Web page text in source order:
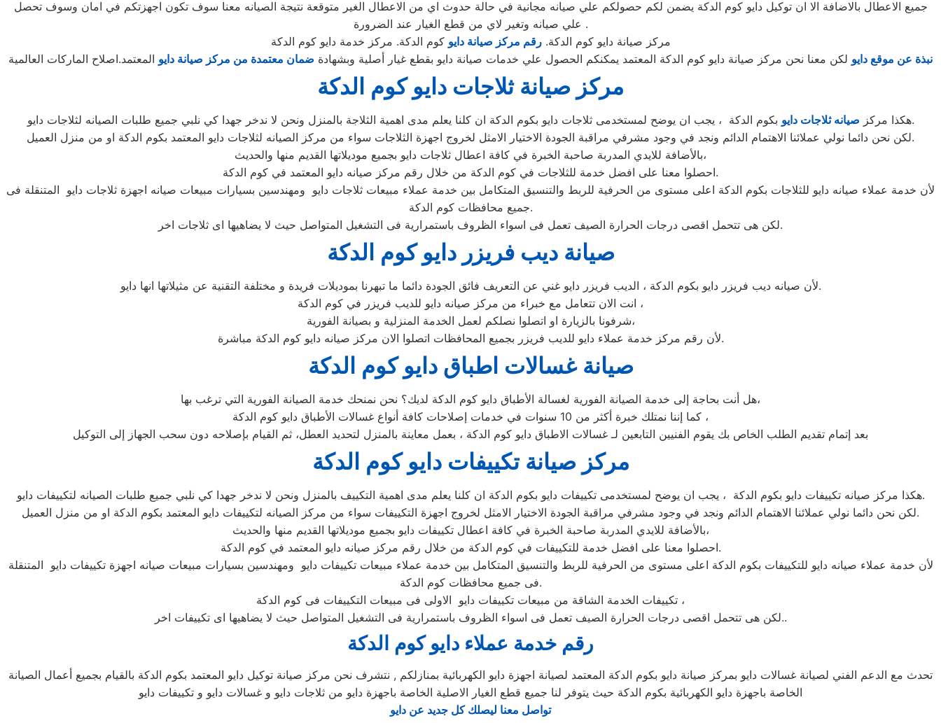
جميع الاعطال بالاضافة الا ان توكيل دايو كوم الدكة يضمن لكم حصولكم علي صيانه مجانية في حالة حدوث اي من الاعطال الغير متوقعة نتيجة الصيانه معنا سوف تكون اجهزتكم في امان وسوف تحصل
علي صيانه وتغير لاي من قطع الغيار عند الضرورة .
مركز صيانة دايو كوم الدكة.رقم مركز صيانة دايو كوم الدكة. مركز خدمة دايو كوم الدكة
نبذة عن موقع دايو لكن معنا نحن مركز صيانة دايو كوم الدكة المعتمد يمكنكم الحصول علي خدمات صيانة دايو بقطع غيار أصلية وبشهادة ضمان معتمدة من مركز صيانة دايو المعتمد.اصلاح الماركات العالمية
مركز صيانة ثلاجات دايو كوم الدكة
هكذا مركز صيانه ثلاجات دايو
بكوم الدكة ، يجب ان يوضح لمستخدمى ثلاجات دايو بكوم الدكة ان كلنا يعلم مدى اهمية الثلاجة بالمنزل ونحن لا ندخر جهدا كي نلبي جميع طلبات الصيانه لثلاجات دايو.
لكن نحن دائما نولي عملائنا الاهتمام الدائم ونجد في وجود مشرفي مراقبة الجودة الاختيار الامثل لخروج اجهزة الثلاجات سواء من مركز الصيانه لثلاجات دايو المعتمد بكوم الدكة او من منزل العميل.
بالأضافة للايدي المدربة صاحبة الخبرة في كافة اعطال ثلاجات دايو بجميع موديلاتها القديم منها والحديث،
احصلوا معنا على افضل خدمة للثلاجات في كوم الدكة من خلال رقم مركز صيانه دايو المعتمد في كوم الدكة.
لأن خدمة عملاء صيانه دايو للثلاجات بكوم الدكة اعلى مستوى من الحرفية للربط والتنسيق المتكامل بين خدمة عملاء مبيعات ثلاجات دايو ومهندسين بسيارات مبيعات صيانه اجهزة ثلاجات دايو المتنقلة فى
جميع محافظات كوم الدكة.
لكن هى تتحمل اقصى درجات الحرارة الصيف تعمل فى اسواء الظروف باستمرارية فى التشغيل المتواصل حيث لا يضاهيها اى ثلاجات اخر.
صيانة ديب فريزر دايو كوم الدكة
لأن صيانه ديب فريزر دايو بكوم الدكة ، الديب فريزر دايو غني عن التعريف فائق الجودة دائما ما تبهرنا بموديلات فريدة و مختلفة التقنية عن مثيلاتها انها دايو.
انت الان تتعامل مع خبراء من مركز صيانه دايو للديب فريزر في كوم الدكة ،
شرفونا بالزيارة او اتصلوا نصلكم لعمل الخدمة المنزلية و بصيانة الفورية،
لأن رقم مركز خدمة عملاء دايو للديب فريزر بجميع المحافظات اتصلوا الان مركز صيانه دايو كوم الدكة مباشرة.
صيانة غسالات اطباق دايو كوم الدكة
هل أنت بحاجة إلى خدمة الصيانة الفورية لغسالة الأطباق دايو كوم الدكة لديك؟ نحن نمنحك خدمة الصيانة الفورية التي ترغب بها،
كما إننا نمتلك خبرة أكثر من 10 سنوات في خدمات إصلاحات كافة أنواع غسالات الأطباق دايو كوم الدكة ،
بعد إتمام تقديم الطلب الخاص بك يقوم الفنيين التابعين لـ غسالات الاطباق دايو كوم الدكة ، بعمل معاينة بالمنزل لتحديد العطل، ثم القيام بإصلاحه دون سحب الجهاز إلى التوكيل
مركز صيانة تكييفات دايو كوم الدكة
هكذا مركز صيانه تكييفات دايو بكوم الدكة ، يجب ان يوضح لمستخدمى تكييفات دايو بكوم الدكة ان كلنا يعلم مدى اهمية التكييف بالمنزل ونحن لا ندخر جهدا كي نلبي جميع طلبات الصيانه لتكييفات دايو.
لكن نحن دائما نولي عملائنا الاهتمام الدائم ونجد في وجود مشرفي مراقبة الجودة الاختيار الامثل لخروج اجهزة التكييفات سواء من مركز الصيانه لتكييفات دايو المعتمد بكوم الدكة او من منزل العميل.
بالأضافة للايدي المدربة صاحبة الخبرة في كافة اعطال تكييفات دايو بجميع موديلاتها القديم منها والحديث،
احصلوا معنا على افضل خدمة للتكييفات في كوم الدكة من خلال رقم مركز صيانه دايو المعتمد في كوم الدكة.
لأن خدمة عملاء صيانه دايو للتكييفات بكوم الدكة اعلى مستوى من الحرفية للربط والتنسيق المتكامل بين خدمة عملاء مبيعات تكييفات دايو ومهندسين بسيارات مبيعات صيانه اجهزة تكييفات دايو المتنقلة
فى جميع محافظات كوم الدكة.
تكييفات الخدمة الشاقة من مبيعات تكييفات دايو الاولى فى مبيعات التكييفات فى كوم الدكة ،
لكن هى تتحمل اقصى درجات الحرارة الصيف تعمل فى اسواء الظروف باستمرارية فى التشغيل المتواصل حيث لا يضاهيها اى تكييفات اخر..
رقم خدمة عملاء دايو كوم الدكة
تحدث مع الدعم الفني لصيانة غسالات دايو بمركز صيانة دايو بكوم الدكة المعتمد لصيانة اجهزة دايو الكهربائية بمنازلكم , نتشرف نحن مركز صيانة توكيل دايو المعتمد بكوم الدكة بالقيام بجميع أعمال الصيانة
الخاصة باجهزة دايو الكهربائية بكوم الدكة حيث يتوفر لنا جميع قطع الغيار الاصلية الخاصة باجهزة دايو من ثلاجات دايو و غسالات دايو و تكييفات دايو
تواصل معنا ليصلك كل جديد عن دايو